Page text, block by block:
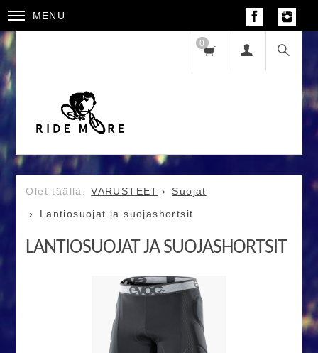
MENU
0
VARUSTEET
Suojat
Lantiosuojat ja suojashortsit
LANTIOSUOJAT JA SUOJASHORTSIT